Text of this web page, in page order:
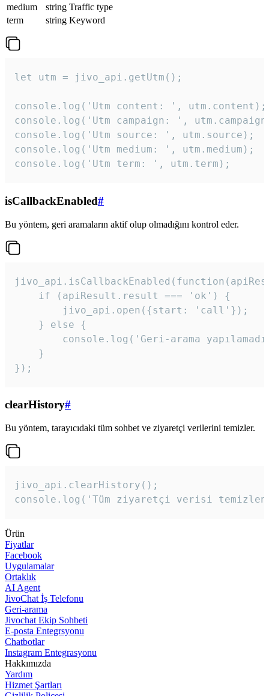
medium
string Traffic type
term
string Keyword
let utm = jivo_api.getUtm();
console.log('Utm content: ', utm.content);
console.log('Utm campaign: ',
console.log('Utm source: ', utm.source);
console.log('Utm medium: ', utm.medium);
console.log('Utm term: ', utm.term);
isCallbackEnabled#
Bu yöntem, geri aramaların aktif olup olmadığını kontrol eder.
    if (apiResult.result === 'ok') {
        jivo_api.open({start: 'call'});
    } else {
console.log('Geri-arama
    }
});
clearHistory#
Bu yöntem, tarayıcıdaki tüm sohbet ve ziyaretçi verilerini temizler.
jivo_api.clearHistory();
console.log('Tüm ziyaretçi verisi
Ürün
Fiyatlar
Facebook
Uygulamalar
Ortaklık
AI Agent
JivoChat İş Telefonu
Geri-arama
Jivochat Ekip Sohbeti
E-posta Entegrsyonu
Chatbotlar
Instagram Entegrasyonu
Hakkımızda
Yardım
Hizmet Şartları